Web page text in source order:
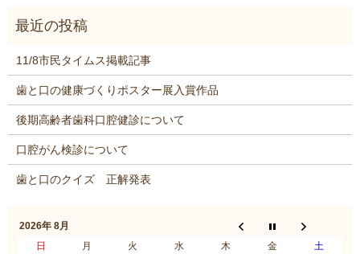
11/8市民タイムス掲載記事
歯と口の健康づくりポスター展入賞作品
後期高齢者歯科口腔健診について
口腔がん検診について
歯と口のクイズ 正解発表
2026年 8月
日
月 火 水 木 金 土